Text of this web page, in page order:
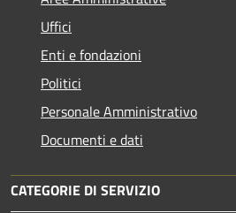
Uffici
Enti e fondazioni
Politici
Personale Amministrativo
Documenti e dati
CATEGORIE DI SERVIZIO